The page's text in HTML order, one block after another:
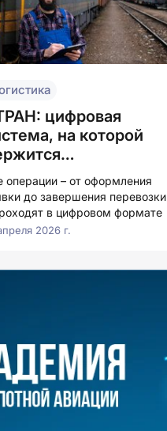
цифровая
на которой
операции – от оформления
до завершения перевозки
в цифровом формате
2026 г.